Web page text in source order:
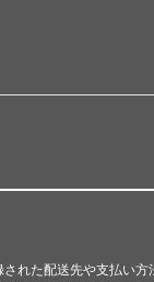
れた配送先や支払い方